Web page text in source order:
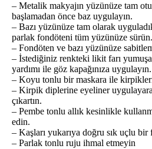
– Metalik makyajın yüzünüze tam
başlamadan önce baz uygulayın.
– Bazı yüzünüze tam olarak
parlak fondöteni tüm yüzünüze sürün.
– Fondöten ve bazı yüzünüze
– İstediğiniz renkteki likit farı
yardımı ile göz kapağınıza uygulayın.
– Koyu tonlu bir maskara ile
– Kirpik diplerine eyeliner
çıkartın.
– Pembe tonlu allık kesinlikle
edin.
– Kaşları yukarıya doğru sık uçlu bir
– Parlak tonlu ruju ihmal etmeyin